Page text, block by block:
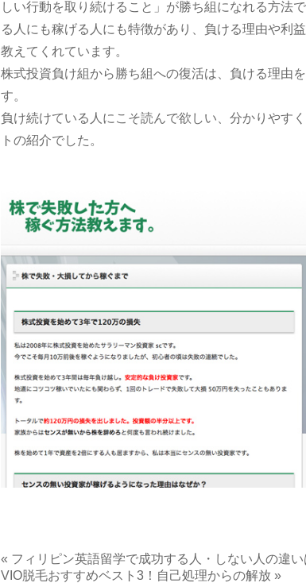
しい行動を取り続けること」が勝ち組になれる方法
る人にも稼げる人にも特徴があり、負ける理由や利
教えてくれています。
株式投資負け組から勝ち組への復活は、負ける理由
す。
負け続けている人にこそ読んで欲しい、分かりやす
トの紹介でした。
« フィリピン英語留学で成功する人・しない人の違い
VIO脱毛おすすめベスト3！自己処理からの解放 »